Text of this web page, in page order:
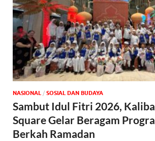
NASIONAL / SOSIAL DAN BUDAYA
Sambut Idul Fitri 2026,
Square Gelar Beragam
Berkah Ramadan